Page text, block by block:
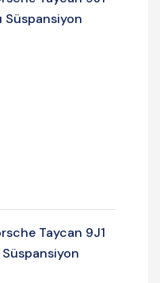
Süspansiyon
Taycan 9J1
Süspansiyon